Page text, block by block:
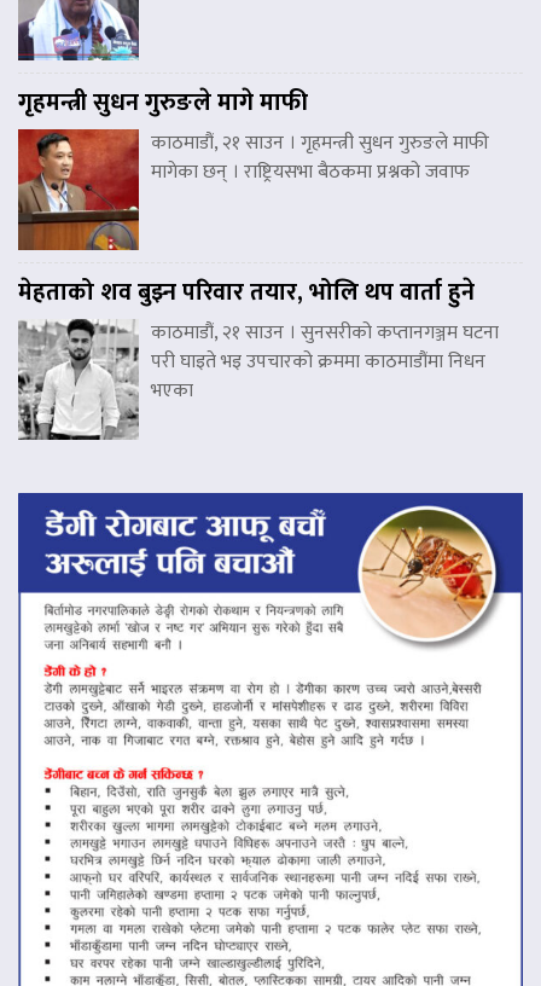
गृहमन्त्री सुधन गुरुङले मागे माफी
काठमाडौं, २१ साउन । गृहमन्त्री सुधन गुरुङले माफी
मागेका छन् । राष्ट्रियसभा बैठकमा प्रश्नको जवाफ
मेहताको शव बुझ्न परिवार तयार, भोलि थप वार्ता हुने
काठमाडौं, २१ साउन । सुनसरीको कप्तानगञ्जम घटना
परी घाइते भइ उपचारको क्रममा काठमाडौंमा निधन
भएका